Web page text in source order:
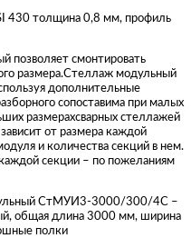
430 толщина 0,8 мм, профиль
позволяет смонтировать
размера.Стеллаж модульный
дополнительные
сопоставима при малых
размерахсварных стеллажей
от размера каждой
и количества секций в нем.
секции – по пожеланиям
СтМУИ3-3000/300/4С –
общая длина 3000 мм, ширина
полки